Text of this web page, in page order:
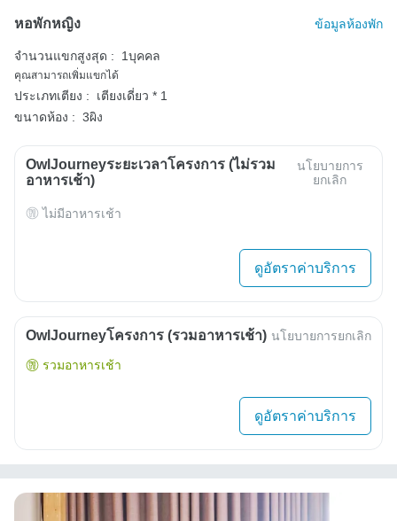
หอพักหญิง ข้อมูลห้องพัก
จำนวนแขกสูงสุด : 1บุคคล
คุณสามารถเพิ่มแขกได้
ประเภทเตียง :
เตียงเดี่ยว * 1
ขนาดห้อง : 3ผิง
OwlJourneyระยะเวลาโครงการ (ไม่รวม
อาหารเช้า)
นโยบายการ
ยกเลิก
ไม่มีอาหารเช้า
ดูอัตราค่าบริการ
OwlJourneyโครงการ (รวมอาหารเช้า) นโยบายการยกเลิก
รวมอาหารเช้า
ดูอัตราค่าบริการ